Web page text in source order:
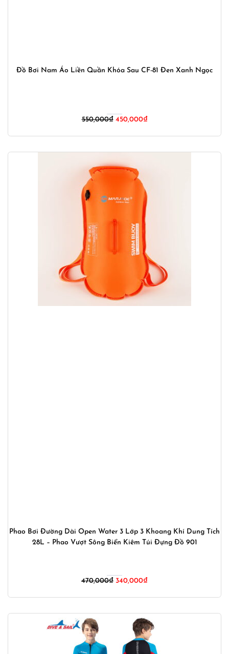
Đồ Bơi Nam Áo Liền Quần Khóa Sau CF-81 Đen Xanh Ngọc
550,000₫ Giá
550,000₫.
450,000₫Giá
là:
Phao Bơi Đường Dài Open Water 3 Lớp 3 Khoang Khí Dung Tích
28L – Phao Vượt Sông Biển Kiêm Túi Đựng Đồ 901
470,000₫ Giá
470,000₫.
340,000₫Giá
là:
340,000₫.